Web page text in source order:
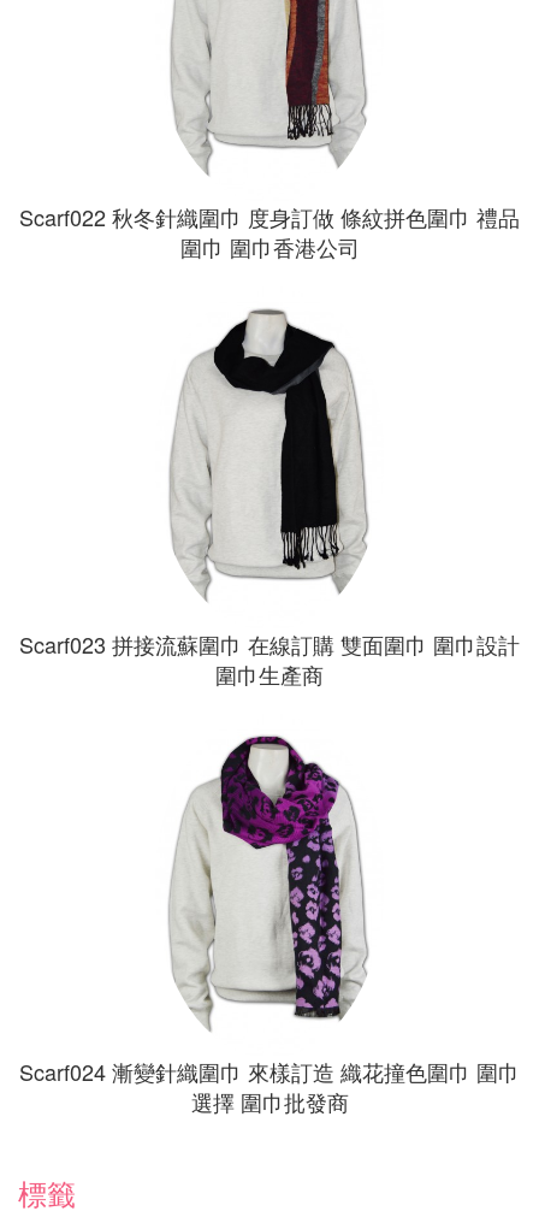
Scarf022 秋冬針織圍巾 度身訂做 條紋拼色圍巾 禮品
圍巾 圍巾香港公司
Scarf023 拼接流蘇圍巾 在線訂購 雙面圍巾 圍巾設計
圍巾生產商
Scarf024 漸變針織圍巾 來樣訂造 織花撞色圍巾 圍巾
選擇 圍巾批發商
標籤